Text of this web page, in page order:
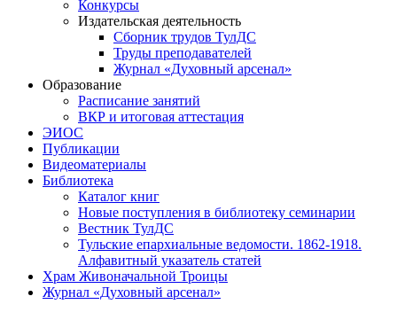
Конкурсы
Издательская деятельность
Сборник трудов ТулДС
Труды преподавателей
Журнал «Духовный арсенал»
Образование
Расписание занятий
ВКР и итоговая аттестация
ЭИОС
Публикации
Видеоматериалы
Библиотека
Каталог книг
Новые поступления в библиотеку семинарии
Вестник ТулДС
Тульские епархиальные ведомости. 1862-1918.
Алфавитный указатель статей
Храм Живоначальной Троицы
Журнал «Духовный арсенал»